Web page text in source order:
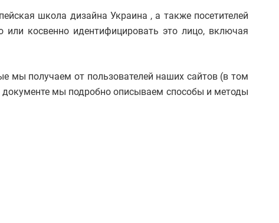
школа дизайна Украина , а также посетителей
косвенно идентифицировать это лицо, включая
мы получаем от пользователей наших сайтов (в том
документе мы подробно описываем способы и методы